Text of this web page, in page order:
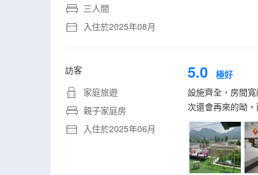
三人間
入住於2025年08月
訪客
家庭旅遊
親子家庭房
入住於2025年06月
5.0 極好
設施齊全，房間
次還會再來的呦